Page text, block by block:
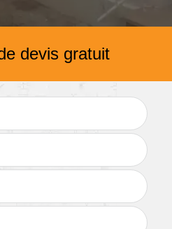
devis gratuit